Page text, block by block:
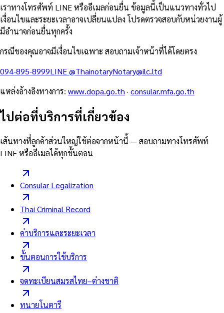
เราทางโทรศัพท์ LINE หรืออีเมลก่อนยื่น ข้อมูลนี้เป็นแนวทางทั่วไป
เงื่อนไขและระยะเวลาอาจเปลี่ยนแปลง โปรดตรวจสอบกับหน่วยงานผู้
มีอำนาจก่อนยื่นทุกครั้ง
กรณีของคุณอาจมีเงื่อนไขเฉพาะ สอบถามเจ้าหน้าที่ได้โดยตรง
094-895-8999LINE@ThainotaryNotary@ilc.ltd
แหล่งอ้างอิงทางการ: www.dopa.go.th · consular.mfa.go.th
ไปต่อที่บริการที่เกี่ยวข้อง
เส้นทางที่ลูกค้าส่วนใหญ่ใช้ต่อจากหน้านี้ — สอบถามทางโทรศัพท์
LINE หรืออีเมลได้ทุกขั้นตอน
Consular Legalization
Thai Criminal Record
ค่าบริการและระยะเวลา
ขั้นตอนการใช้บริการ
จดทะเบียนสมรสไทย–ต่างชาติ
ทนายโนตารี